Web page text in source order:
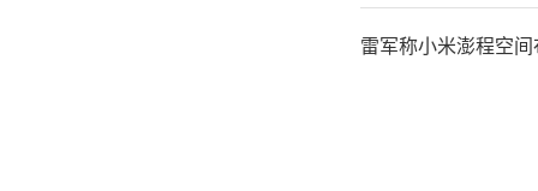
雷军称小米澎程空